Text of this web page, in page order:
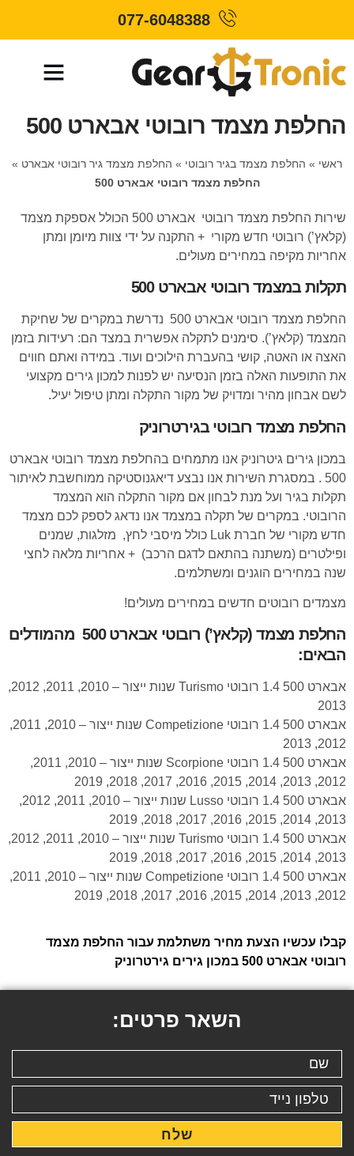
077-6048388
החלפת מצמד רובוטי אבארט 500
ראשי » החלפת מצמד בגיר רובוטי » החלפת מצמד גיר רובוטי אבארט »
החלפת מצמד רובוטי אבארט 500
שירות החלפת מצמד רובוטי אבארט 500 הכולל אספקת מצמד
(קלאץ’) רובוטי חדש מקורי + התקנה על ידי צוות מיומן ומתן
אחריות מקיפה במחירים מעולים.
תקלות במצמד רובוטי אבארט 500
החלפת מצמד רובוטי אבארט 500 נדרשת במקרים של שחיקת
המצמד (קלאץ’). סימנים לתקלה אפשרית במצד הם: רעידות בזמן
האצה או האטה, קושי בהעברת הילוכים ועוד. במידה ואתם חווים
את התופעות האלה בזמן הנסיעה יש לפנות למכון גירים מקצועי
לשם אבחון מהיר ומדויק של מקור התקלה ומתן טיפול יעיל.
החלפת מצמד רובוטי בגירטרוניק
במכון גירים גיטרוניק אנו מתמחים בהחלפת מצמד רובוטי אבארט
500 . במסגרת השירות אנו נבצע דיאגנוסטיקה ממוחשבת לאיתור
תקלות בגיר ועל מנת לבחון אם מקור התקלה הוא המצמד
הרובוטי. במקרים של תקלה במצמד אנו נדאג לספק לכם מצמד
חדש מקורי של חברת Luk כולל מיסבי לחץ, מזלגות, שמנים
ופילטרים (משתנה בהתאם לדגם הרכב) + אחריות מלאה לחצי
שנה במחירים הוגנים ומשתלמים.
מצמדים רובוטים חדשים במחירים מעולים!
החלפת מצמד (קלאץ’) רובוטי אבארט 500 מהמודלים
הבאים:
אבארט 500 1.4 רובוטי Turismo שנות ייצור – 2010, 2011, 2012,
2013
אבארט 500 1.4 רובוטי Competizione שנות ייצור – 2010, 2011,
2012, 2013
אבארט 500 1.4 רובוטי Scorpione שנות ייצור – 2010, 2011,
2012, 2013, 2014, 2015, 2016, 2017, 2018, 2019
אבארט 500 1.4 רובוטי Lusso שנות ייצור – 2010, 2011, 2012,
2013, 2014, 2015, 2016, 2017, 2018, 2019
אבארט 500 1.4 רובוטי Turismo שנות ייצור – 2010, 2011, 2012,
2013, 2014, 2015, 2016, 2017, 2018, 2019
אבארט 500 1.4 רובוטי Competizione שנות ייצור – 2010, 2011,
2012, 2013, 2014, 2015, 2016, 2017, 2018, 2019
קבלו עכשיו הצעת מחיר משתלמת עבור החלפת מצמד
רובוטי אבארט 500 במכון גירים גירטרוניק
השאר פרטים:
שלח